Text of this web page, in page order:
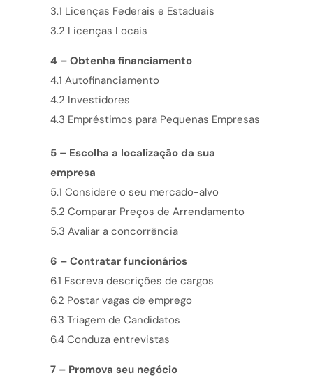
3.1 Licenças Federais e Estaduais
3.2 Licenças Locais
4 – Obtenha financiamento
4.1 Autofinanciamento
4.2 Investidores
4.3 Empréstimos para Pequenas Empresas
5 – Escolha a localização da sua
empresa
5.1 Considere o seu mercado-alvo
5.2 Comparar Preços de Arrendamento
5.3 Avaliar a concorrência
6 – Contratar funcionários
6.1 Escreva descrições de cargos
6.2 Postar vagas de emprego
6.3 Triagem de Candidatos
6.4 Conduza entrevistas
7 – Promova seu negócio